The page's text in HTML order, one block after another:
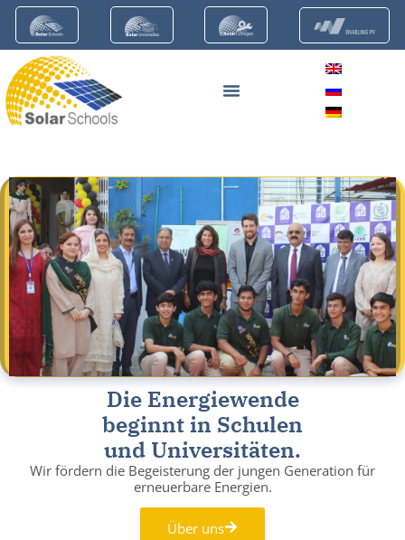
Die Energiewende
beginnt in Schulen
und Universitäten.
Wir fördern die Begeisterung der jungen Generation für
erneuerbare Energien.
Über uns